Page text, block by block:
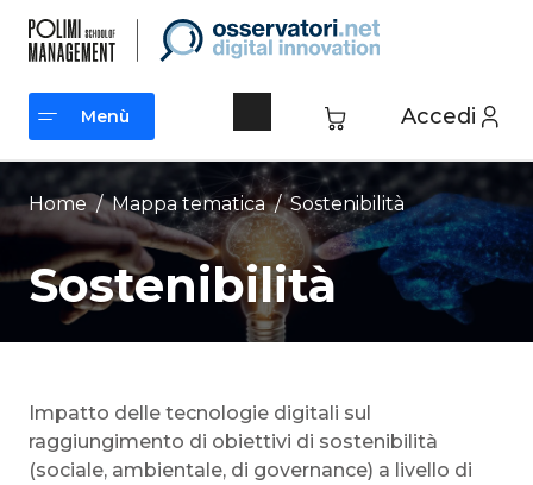
contenuto
Accedi
Menù
Menù
Home / Mappa tematica /Sostenibilità
Sostenibilità
Impatto delle tecnologie digitali sul
raggiungimento di obiettivi di sostenibilità
(sociale, ambientale, di governance) a livello di